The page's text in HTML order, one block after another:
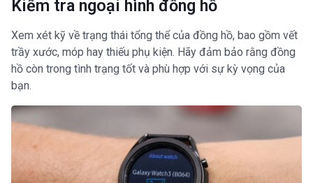
Kiểm tra ngoại hình đồng hồ
Xem xét kỹ về trạng thái tổng thể của đồng hồ, bao gồm vết
trầy xước, móp hay thiếu phụ kiện. Hãy đảm bảo rằng đồng
hồ còn trong tình trạng tốt và phù hợp với sự kỳ vọng của
bạn.